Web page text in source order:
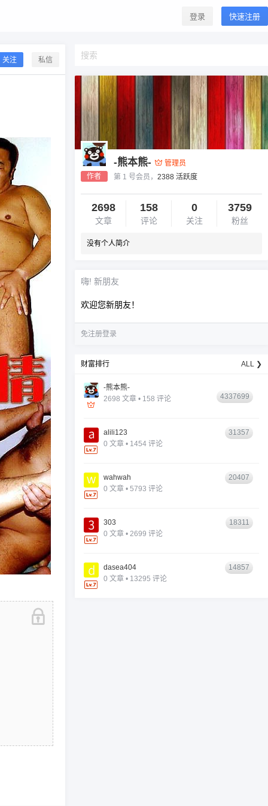
登录 快速注册
关注 私信
作者
-熊本熊-
管理员
第 1 号会员， 2388 活跃度
2698
文章
158
评论
0
关注
3759
粉丝
没有个人简介
嗨! 新朋友
欢迎您新朋友！
免注册登录
财富排行 ALL ❯
-熊本熊-
2698 文章 • 158 评论
4337699
alili123
0 文章 • 1454 评论
31357
wahwah
0 文章 • 5793 评论
20407
303
0 文章 • 2699 评论
18311
dasea404
0 文章 • 13295 评论
14857